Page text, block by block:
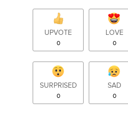
UPVOTE
0
LOVE
0
SURPRISED
0
SAD
0